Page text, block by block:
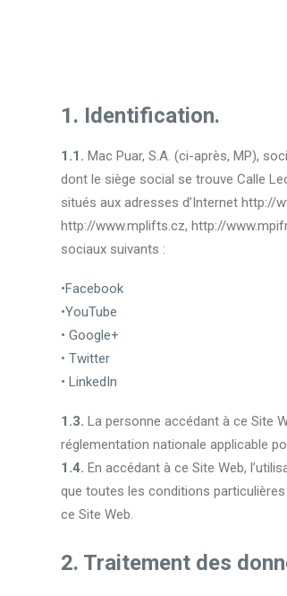
1. Identification.
1.1. Mac Puar, S.A. (ci-après, MP),
dont le siège social se trouve Calle
situés aux adresses d’Internet
http://www.mplifts.cz, http://
sociaux suivants :
•Facebook
•YouTube
• Google+
• Twitter
• LinkedIn
1.3. La personne accédant à ce Site
réglementation nationale applicable
1.4. En accédant à ce Site Web,
que toutes les conditions particulières
ce Site Web.
2. Traitement des